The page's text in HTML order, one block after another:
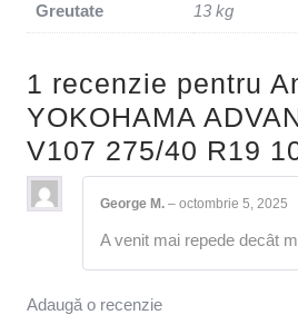
Greutate 13 kg
1 recenzie pentru
YOKOHAMA
V107 275/40 R19
George M. – octombrie 5, 2025
A venit mai repede decât
Adaugă o recenzie